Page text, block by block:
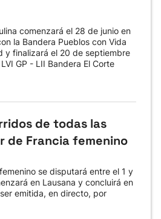
comenzará el 28 de junio en
la Bandera Pueblos con Vida
y finalizará el 20 de septiembre
GP - LII Bandera El Corte
de todas las
de Francia femenino
se disputará entre el 1 y
en Lausana y concluirá en
emitida, en directo, por